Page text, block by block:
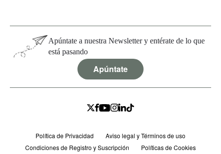
Apúntate a nuestra Newsletter y entérate de lo que
está pasando
Apúntate
Política de Privacidad
Aviso legal y Términos de uso
Condiciones de Registro y Suscripción
Políticas de Cookies